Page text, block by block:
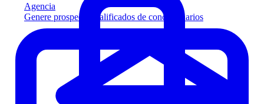
Agencia
Genere prospectos calificados de concesionarios